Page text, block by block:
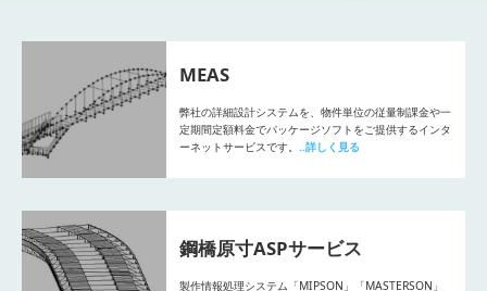
MEAS
弊社の詳細設計システムを、物件単位の従量制課金や一
定期間定額料金でパッケージソフトをご提供するインタ
ーネットサービスです。 ..詳しく見る
鋼橋原寸ASPサービス
製作情報処理システム「MIPSON」「MASTERSON」